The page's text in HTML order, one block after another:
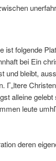
ist folgende
bei Ein
und bleibt,
Г„ltere
alleine
leute
deren